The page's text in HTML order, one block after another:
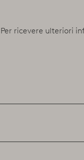
Per ricevere ulteriori